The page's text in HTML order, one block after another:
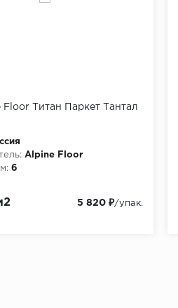
Floor Титан Паркет Тантал
Alpine Floor
6
5 820 ₽/упак.